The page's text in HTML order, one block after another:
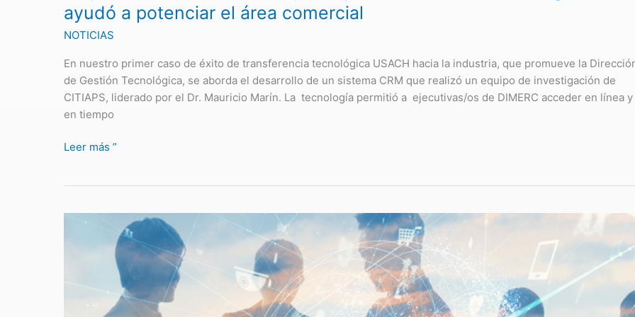
ayudó a potenciar el área comercial
NOTICIAS
En nuestro primer caso de éxito de transferencia tecnológica USACH hacia la industria, que promueve la
de Gestión Tecnológica, se aborda el desarrollo de un sistema CRM que realizó un equipo de investigación de
CITIAPS, liderado por el Dr. Mauricio Marín. La tecnología permitió a ejecutivas/os de DIMERC acceder en línea y
en tiempo
comercial
Leer más ”
DGT
audiovisual